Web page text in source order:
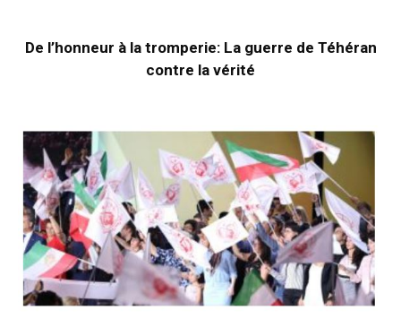
De l’honneur à la tromperie: La guerre de Téhéran
contre la vérité